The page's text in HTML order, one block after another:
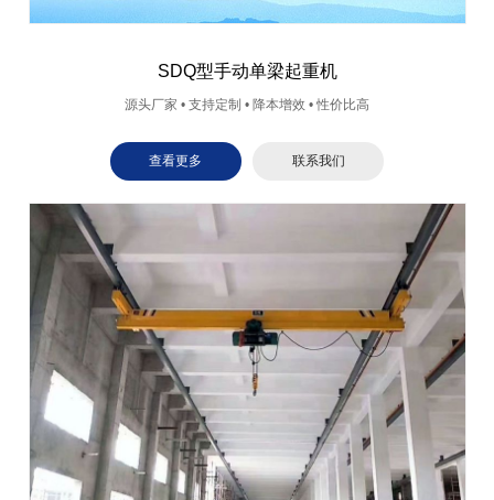
SDQ型手动单梁起重机
源头厂家 • 支持定制 • 降本增效 • 性价比高
查看更多 联系我们